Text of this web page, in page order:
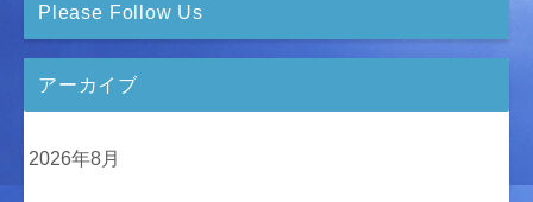
Please Follow Us
アーカイブ
2026年8月